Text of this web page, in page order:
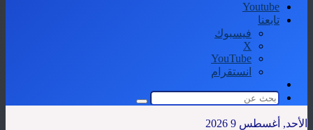
Youtube
تابعنا
فيسبوك
‫X
‫YouTube
انستقرام
المظلم
بحث
الأحد, أغسطس 9 2026